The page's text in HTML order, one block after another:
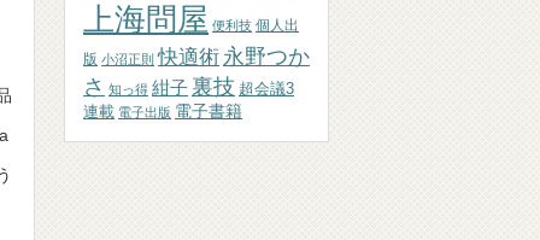
上海問屋 便利技 個人出
版 小沼正則 快適術 永野つか
さ 知っ得 紺子 裏技 超会議3
連載 電子出版 電子書籍